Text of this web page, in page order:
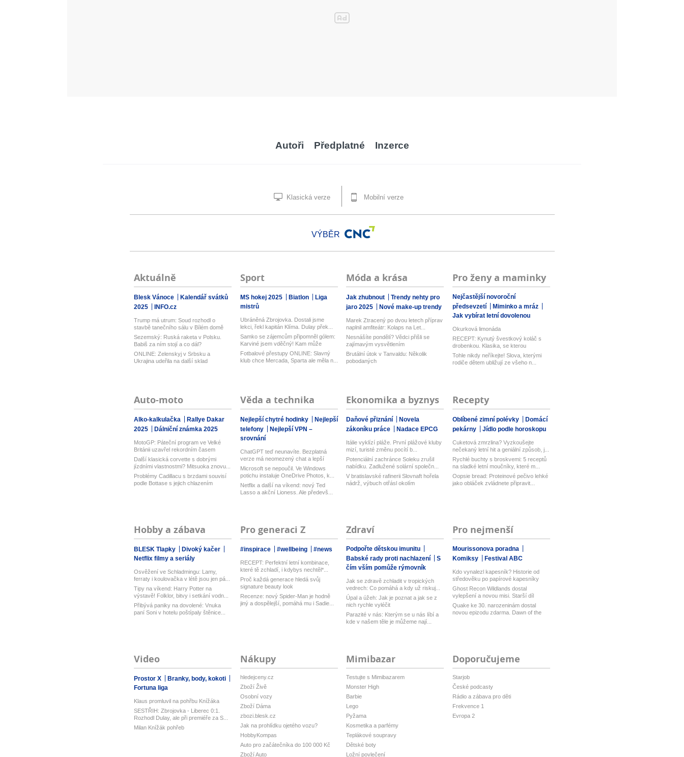
Autoři Předplatné Inzerce
Klasická verze Mobilní verze
VÝBĚR
Aktuálně
Blesk Vánoce
Kalendář svátků
2025
INFO.cz
Trump má utrum: Soud rozhodl o
stavbě tanečního sálu v Bílém domě
Sezemský: Ruská raketa v Polsku.
Babiš za ním stojí a co dál?
ONLINE: Zelenskyj v Srbsku a
Ukrajina udeřila na další sklad
Sport
MS hokej 2025 Biatlon
Liga
mistrů
Ubráněná Zbrojovka. Dostali jsme
lekci, řekl kapitán Klíma. Dulay přek...
Samko se zájemcům připomněl gólem:
Karviné jsem vděčný! Kam může
odejí...
Fotbalové přestupy ONLINE: Slavný
klub chce Mercada, Sparta ale měla n...
Móda a krása
Jak zhubnout
Trendy nehty pro
jaro 2025
Nové make-up trendy
Marek Ztracený po dvou letech příprav
naplnil amfiteátr: Kolaps na Let...
Nesnášíte pondělí? Vědci přišli se
zajímavým vysvětlením
Brutální útok v Tanvaldu: Několik
pobodaných
Pro ženy a maminky
Nejčastější novoroční
předsevzetí
Miminko a mráz
Jak vybírat letní dovolenou
Okurková limonáda
RECEPT: Kynutý švestkový koláč s
drobenkou. Klasika, se kterou
zaboduj...
Tohle nikdy neříkejte! Slova, kterými
rodiče dětem ubližují ze všeho n...
Auto-moto
Alko-kalkulačka
Rallye Dakar
2025
Dálniční známka 2025
MotoGP: Páteční program ve Velké
Británii uzavřel rekordním časem
Bezz...
Další klasická corvette s dobrými
jízdními vlastnostmi? Mitsuoka znovu...
Problémy Cadillacu s brzdami souvisí
podle Bottase s jejich chlazením
Věda a technika
Nejlepší chytré hodinky
Nejlepší
telefony
Nejlepší VPN –
srovnání
ChatGPT teď neunavíte. Bezplatná
verze má neomezený chat a lepší
model...
Microsoft se nepoučil. Ve Windows
potichu instaluje OneDrive Photos, k...
Netflix a další na víkend: nový Ted
Lasso a akční Lioness. Ale předevš...
Ekonomika a byznys
Daňové přiznání
Novela
zákoníku práce
Nadace EPCG
Itálie vyklízí pláže. První plážové kluby
mizí, turisté změnu pocítí b...
Potenciální zachránce Soleku zrušil
nabídku. Zadlužené solární společn...
V bratislavské rafinerii Slovnaft hořela
nádrž, výbuch otřásl okolím
Recepty
Oblíbené zimní polévky
Domácí
pekárny
Jídlo podle horoskopu
Cuketová zmrzlina? Vyzkoušejte
nečekaný letní hit a geniální způsob, j...
Rychlé buchty s broskvemi: 5 receptů
na sladké letní moučníky, které m...
Oopsie bread: Proteinové pečivo lehké
jako obláček zvládnete připravit...
Hobby a zábava
BLESK Tlapky
Divoký kačer
Netflix filmy a seriály
Osvěžení ve Schladmingu: Lamy,
ferraty i koulovačka v létě jsou jen pá...
Tipy na víkend: Harry Potter na
výstavě! Folklor, bitvy i setkání vodn...
Přibývá paniky na dovolené: Vnuka
paní Soni v hotelu poštípaly štěnice...
Pro generaci Z
#inspirace #wellbeing #news
RECEPT: Perfektní letní kombinace,
které tě zchladí, i kdybys nechtěl*...
Proč každá generace hledá svůj
signature beauty look
Recenze: nový Spider-Man je hodně
jiný a dospělejší, pomáhá mu i Sadie...
Zdraví
Podpořte dětskou imunitu
Babské rady proti nachlazení
S
čím vším pomůže rýmovník
Jak se zdravě zchladit v tropických
vedrech: Co pomáhá a kdy už riskuj...
Úpal a úžeh: Jak je poznat a jak se z
nich rychle vyléčit
Parazité v nás: Kterým se u nás líbí a
kde v našem těle je můžeme nají...
Pro nejmenší
Mourissonova poradna
Komiksy
Festival ABC
Kdo vynalezl kapesník? Historie od
středověku po papírové kapesníky
Ghost Recon Wildlands dostal
vylepšení a novou misi. Starší díl
Ubisof...
Quake ke 30. narozeninám dostal
novou epizodu zdarma. Dawn of the
Video
Prostor X
Branky, body, kokoti
Fortuna liga
Klaus promluvil na pohřbu Knížáka
SESTŘIH: Zbrojovka - Liberec 0:1.
Rozhodl Dulay, ale při premiéře za S...
Milan Knížák pohřeb
Nákupy
hledejceny.cz
Zboží Živě
Osobní vozy
Zboží Dáma
zbozi.blesk.cz
Jak na prohlídku ojetého vozu?
HobbyKompas
Auto pro začátečníka do 100 000 Kč
Zboží Auto
Mimibazar
Testujte s Mimibazarem
Monster High
Barbie
Lego
Pyžama
Kosmetika a parfémy
Teplákové soupravy
Dětské boty
Ložní povlečení
Doporučujeme
Starjob
České podcasty
Rádio a zábava pro děti
Frekvence 1
Evropa 2